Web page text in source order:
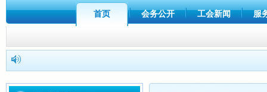
首页 会务公开 工会新闻 服